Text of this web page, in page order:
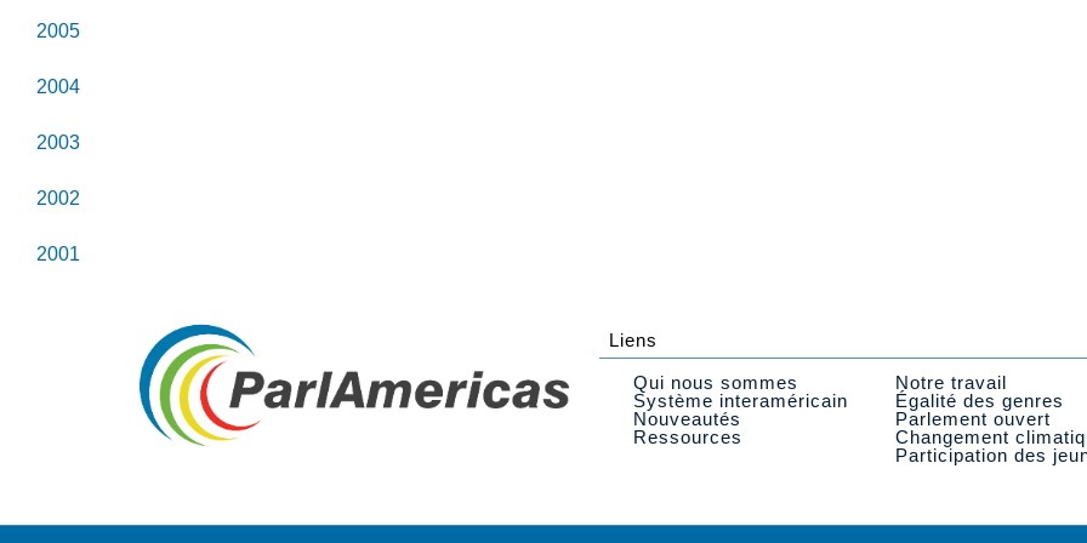
2005
2004
2003
2002
2001
Liens
Qui nous sommes
Système interaméricain
Nouveautés
Ressources
Notre travail
Égalité des genres
Parlement ouvert
Changement
Participation des